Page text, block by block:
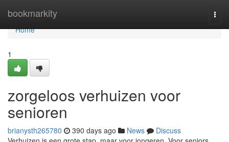
bookmarkity
Home
Home
1
zorgeloos verhuizen voor
senioren
brianysth265780 390 days ago News
Discuss